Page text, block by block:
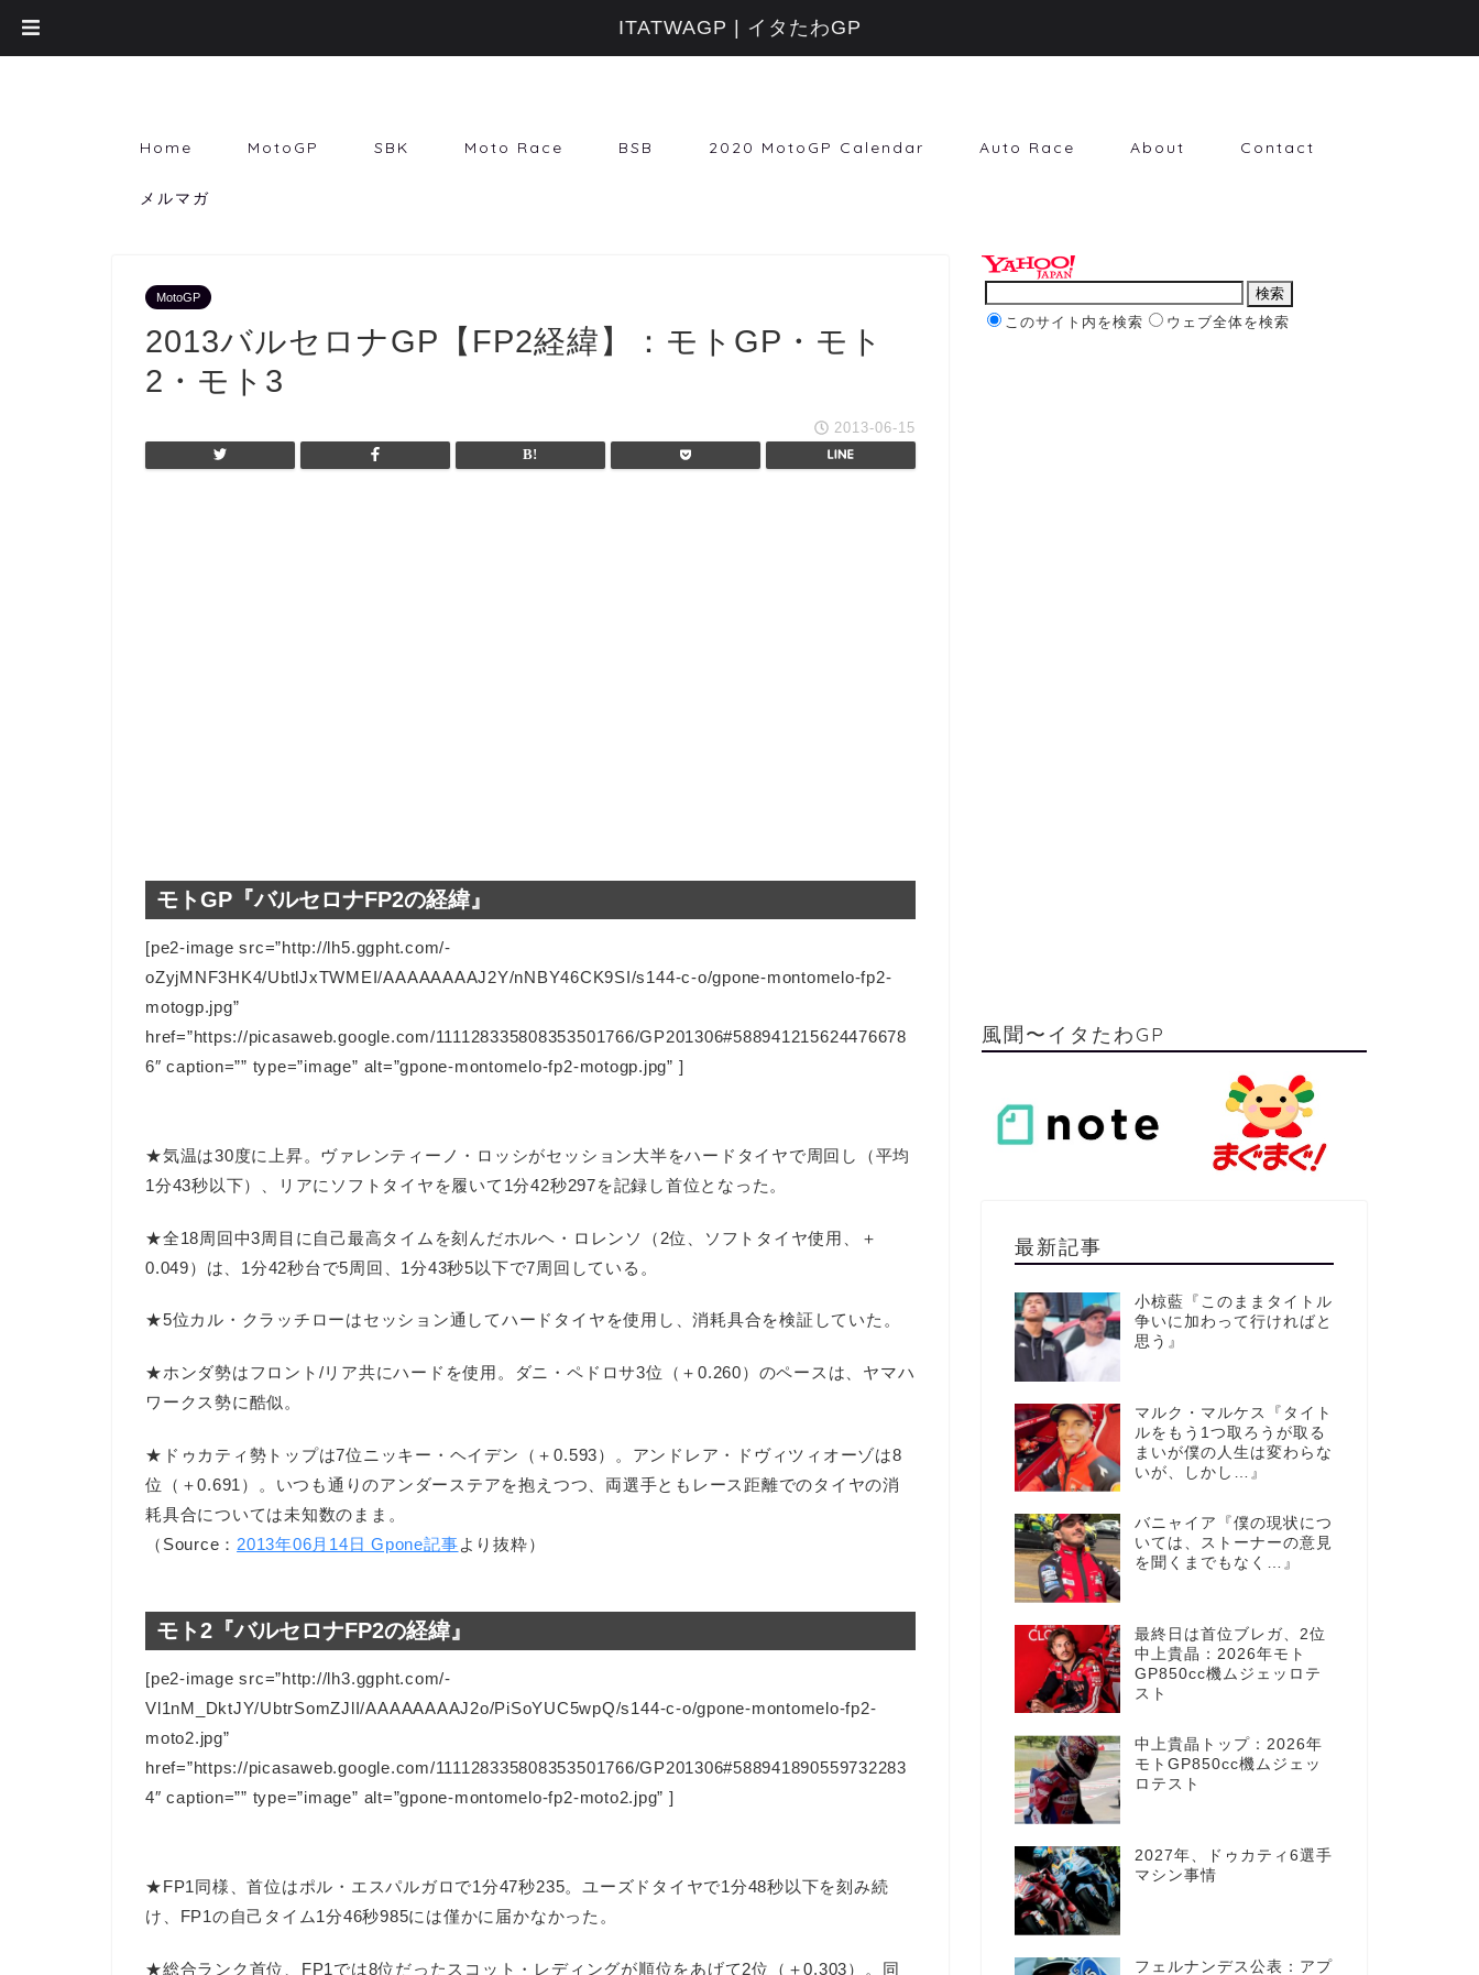
Home MotoGP SBK Moto Race BSB 2020 MotoGP Calendar Auto Race About Contact
メルマガ
MotoGP
2013バルセロナGP【FP2経緯】：モトGP・モト
2・モト3
2013-06-15
モトGP『バルセロナFP2の経緯』
[pe2-image src=”http://lh5.ggpht.com/-
oZyjMNF3HK4/UbtlJxTWMEI/AAAAAAAAJ2Y/nNBY46CK9SI/s144-c-o/gpone-montomelo-fp2-
motogp.jpg”
href=”https://picasaweb.google.com/111128335808353501766/GP201306#588941215624476678
6″ caption=”” type=”image” alt=”gpone-montomelo-fp2-motogp.jpg” ]
★気温は30度に上昇。ヴァレンティーノ・ロッシがセッション大半をハードタイヤで周回し（平均
1分43秒以下）、リアにソフトタイヤを履いて1分42秒297を記録し首位となった。
★全18周回中3周目に自己最高タイムを刻んだホルヘ・ロレンソ（2位、ソフトタイヤ使用、＋
0.049）は、1分42秒台で5周回、1分43秒5以下で7周回している。
★5位カル・クラッチローはセッション通してハードタイヤを使用し、消耗具合を検証していた。
★ホンダ勢はフロント/リア共にハードを使用。ダニ・ペドロサ3位（＋0.260）のペースは、ヤマハ
ワークス勢に酷似。
★ドゥカティ勢トップは7位ニッキー・ヘイデン（＋0.593）。アンドレア・ドヴィツィオーゾは8
位（＋0.691）。いつも通りのアンダーステアを抱えつつ、両選手ともレース距離でのタイヤの消
耗具合については未知数のまま。
（Source： 2013年06月14日 Gpone記事より抜粋）
モト2『バルセロナFP2の経緯』
[pe2-image src=”http://lh3.ggpht.com/-
Vl1nM_DktJY/UbtrSomZJlI/AAAAAAAAJ2o/PiSoYUC5wpQ/s144-c-o/gpone-montomelo-fp2-
moto2.jpg”
href=”https://picasaweb.google.com/111128335808353501766/GP201306#588941890559732283
4″ caption=”” type=”image” alt=”gpone-montomelo-fp2-moto2.jpg” ]
★FP1同様、首位はポル・エスパルガロで1分47秒235。ユーズドタイヤで1分48秒以下を刻み続
け、FP1の自己タイム1分46秒985には僅かに届かなかった。
★総合ランク首位、FP1では8位だったスコット・レディングが順位をあげて2位（＋0.303）。同
このサイト内を検索 ウェブ全体を検索
風聞〜イタたわGP
最新記事
小椋藍『このままタイトル
争いに加わって行ければと
思う』
マルク・マルケス『タイト
ルをもう1つ取ろうが取る
まいが僕の人生は変わらな
いが、しかし…』
バニャイア『僕の現状につ
いては、ストーナーの意見
を聞くまでもなく…』
最終日は首位ブレガ、2位
中上貴晶：2026年モト
GP850cc機ムジェッロテ
スト
中上貴晶トップ：2026年
モトGP850cc機ムジェッ
ロテスト
2027年、ドゥカティ6選手
マシン事情
フェルナンデス公表：アプ
ITATWAGP | イタたわGP